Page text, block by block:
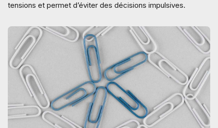
tensions et permet d’éviter des décisions impulsives.